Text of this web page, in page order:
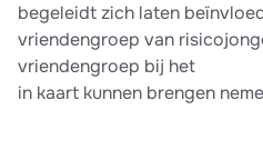
begeleidt zich laten
vriendengroep van
vriendengroep bij het
in kaart kunnen brengen